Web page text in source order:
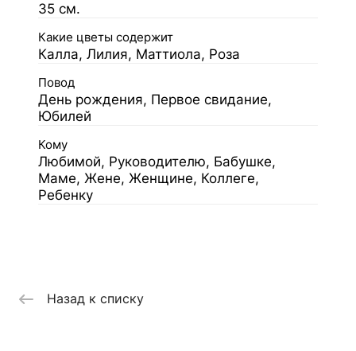
35 см.
Какие цветы содержит
Калла, Лилия, Маттиола, Роза
Повод
День рождения, Первое свидание,
Юбилей
Кому
Любимой, Руководителю, Бабушке,
Маме, Жене, Женщине, Коллеге,
Ребенку
Назад к списку